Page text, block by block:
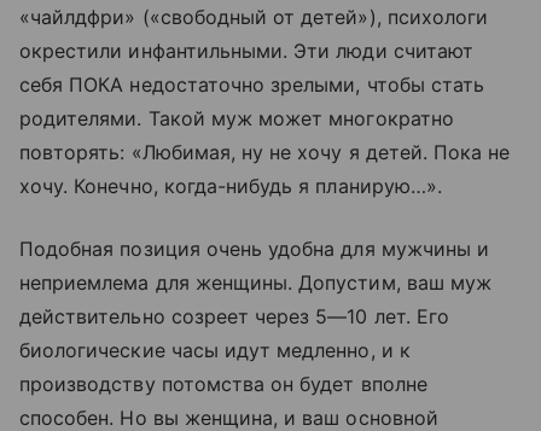
«чайлдфри» («свободный от детей»), психологи
окрестили инфантильными. Эти люди считают
себя ПОКА недостаточно зрелыми, чтобы стать
родителями. Такой муж может многократно
повторять: «Любимая, ну не хочу я детей. Пока не
хочу. Конечно, когда-нибудь я планирую…».
Подобная позиция очень удобна для мужчины и
неприемлема для женщины. Допустим, ваш муж
действительно созреет через 5—10 лет. Его
биологические часы идут медленно, и к
производству потомства он будет вполне
способен. Но вы женщина, и ваш основной